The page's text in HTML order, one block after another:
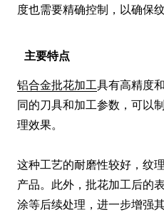
度也需要精确控制，以确保
主要特点
铝合金批花加工具有高精度
同的刀具和加工参数，可以
理效果。
这种工艺的耐磨性较好，纹
产品。此外，批花加工后的
涂等后续处理，进一步增强